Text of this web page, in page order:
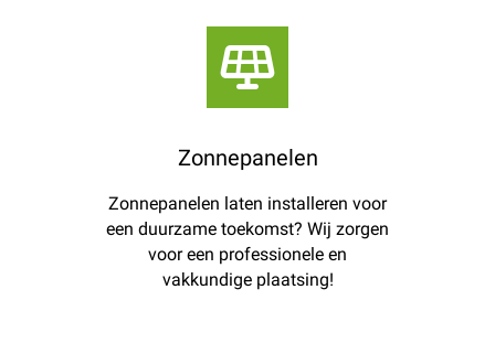
Zonnepanelen
Zonnepanelen laten installeren voor
een duurzame toekomst? Wij zorgen
voor een professionele en
vakkundige plaatsing!